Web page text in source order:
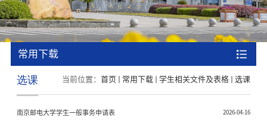
常用下载
当前位置：首页 常用下载 学生相关文件及表格 选课
选课
南京邮电大学学生一般事务申请表 2026-04-16